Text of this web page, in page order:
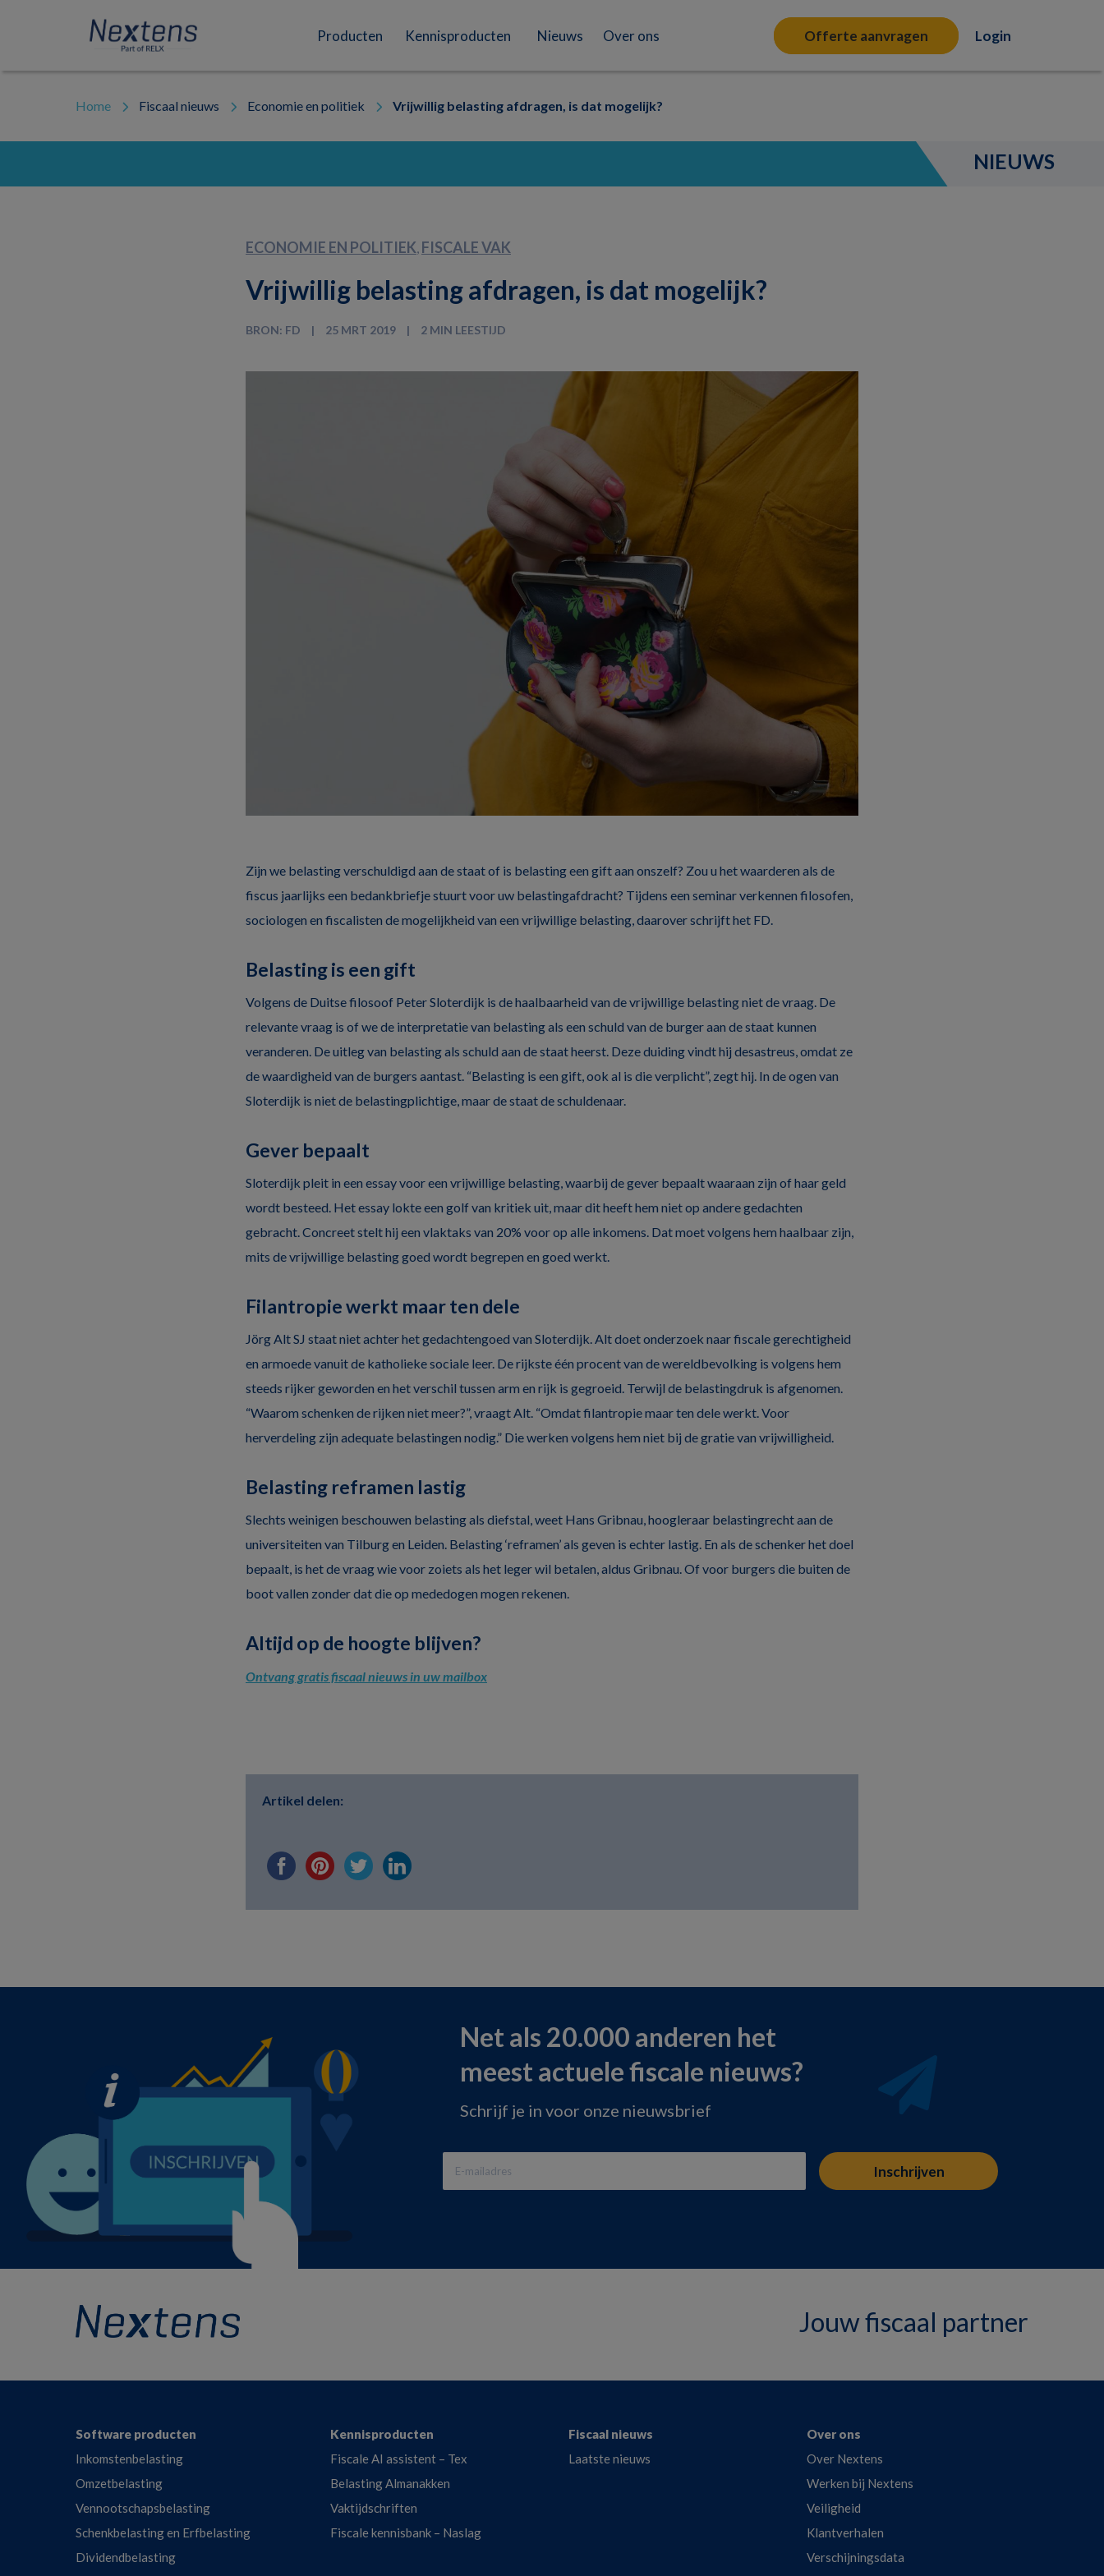
Nextens
Fiscaal
van
professionals
Producten Kennisproducten Nieuws Over ons Offerte aanvragen Login
Home Fiscaal nieuws Economie en politiek Vrijwillig belasting afdragen, is dat mogelijk?
NIEUWS
ECONOMIE EN POLITIEK FISCALE VAK
Vrijwillig belasting afdragen, is dat mogelijk?
BRON: FD 25 MRT 2019 2 MIN LEESTIJD
Zijn we belasting verschuldigd aan de staat of is belasting een gift aan onszelf? Zou u het waarderen als de
fiscus jaarlijks een bedankbriefje stuurt voor uw belastingafdracht? Tijdens een seminar verkennen filosofen,
sociologen en fiscalisten de mogelijkheid van een vrijwillige belasting, daarover schrijft het FD.
Belasting is een gift
Volgens de Duitse filosoof Peter Sloterdijk is de haalbaarheid van de vrijwillige belasting niet de vraag. De
relevante vraag is of we de interpretatie van belasting als een schuld van de burger aan de staat kunnen
veranderen. De uitleg van belasting als schuld aan de staat heerst. Deze duiding vindt hij desastreus, omdat ze
de waardigheid van de burgers aantast. “Belasting is een gift, ook al is die verplicht”, zegt hij. In de ogen van
Sloterdijk is niet de belastingplichtige, maar de staat de schuldenaar.
Gever bepaalt
Sloterdijk pleit in een essay voor een vrijwillige belasting, waarbij de gever bepaalt waaraan zijn of haar geld
wordt besteed. Het essay lokte een golf van kritiek uit, maar dit heeft hem niet op andere gedachten
gebracht. Concreet stelt hij een vlaktaks van 20% voor op alle inkomens. Dat moet volgens hem haalbaar zijn,
mits de vrijwillige belasting goed wordt begrepen en goed werkt.
Filantropie werkt maar ten dele
Jörg Alt SJ staat niet achter het gedachtengoed van Sloterdijk. Alt doet onderzoek naar fiscale gerechtigheid
en armoede vanuit de katholieke sociale leer. De rijkste één procent van de wereldbevolking is volgens hem
steeds rijker geworden en het verschil tussen arm en rijk is gegroeid. Terwijl de belastingdruk is afgenomen.
“Waarom schenken de rijken niet meer?”, vraagt Alt. “Omdat filantropie maar ten dele werkt. Voor
herverdeling zijn adequate belastingen nodig.” Die werken volgens hem niet bij de gratie van vrijwilligheid.
Belasting reframen lastig
Slechts weinigen beschouwen belasting als diefstal, weet Hans Gribnau, hoogleraar belastingrecht aan de
universiteiten van Tilburg en Leiden. Belasting ‘reframen’ als geven is echter lastig. En als de schenker het doel
bepaalt, is het de vraag wie voor zoiets als het leger wil betalen, aldus Gribnau. Of voor burgers die buiten de
boot vallen zonder dat die op mededogen mogen rekenen.
Altijd op de hoogte blijven?
Ontvang gratis fiscaal nieuws in uw mailbox
Artikel delen:
Net als 20.000 anderen het
meest actuele fiscale nieuws?
Schrijf je in voor onze nieuwsbrief
Jouw fiscaal partner
FooterSoftware producten
Inkomstenbelasting
Omzetbelasting
Vennootschapsbelasting
Schenkbelasting en Erfbelasting
Dividendbelasting
Kennisproducten
Fiscale AI assistent – Tex
Belasting Almanakken
Vaktijdschriften
Fiscale kennisbank – Naslag
Fiscaal nieuws
Laatste nieuws
Over ons
Over Nextens
Werken bij Nextens
Veiligheid
Klantverhalen
Verschijningsdata